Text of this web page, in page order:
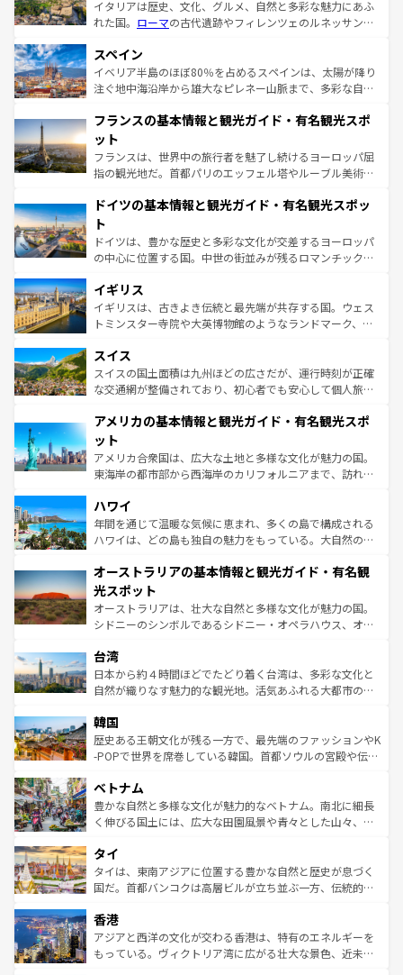
イタリアは歴史、文化、グルメ、自然と多彩な魅力にあふ
れた国。 ローマの古代遺跡やフィレンツェのルネッサンス
ろん、トスカーナの美しい田園風景やアマルフィ海岸の絶
景など、自然景観も見逃せない。観光の合間には、本場の
ピザやパスタなど、絶品のイタリア料理を堪能することも
ませてくれるイタリアで、忘れられない旅をしてみよう！
なお、新着のイタリア情報は
しい。
スペイン
イベリア半島のほぼ80％を占めるスペインは、太陽が降り
注ぐ地中海沿岸から雄大なピレネー山脈まで、多彩な自然
文化が根付くこの国では、情熱的なフラメンコ、熱気あふ
れる闘牛、そして美味しいタパスが生活の一部となってい
る。首都マドリードの洗練された雰囲気や、バルセロナの
アートに溢れた街角から、地方では古代ローマ遺跡や中世
せる。地方によって風土や気候が異なるスペインはその個
ンテンツ一覧 を参照してほしい。
フランスの基本情報と観光ガイド・有名観光スポ
ット
フランスは、世界中の旅行者を魅了し続けるヨーロッパ屈
指の観光地だ。首都パリのエッフェル塔やルーブル美術館
で、幅広い魅力が詰まっている。華麗な宮殿、歴史的な大
聖堂、美しいビーチ、そして豊かな自然が、訪れる者を心
から魅了する。また、フランスは美食の国としても知ら
れ、フランス料理はユネスコ無形文化遺産にも登録されて
香り高いラベンダー畑など、多彩な楽しみ方が可能だ。さ
らに、パリ以外の地域にも魅力が溢れており、どの街角に
も豊かな歴史と文化が息づいている。パリ以外の個性あふ
を参照してほしい。
ドイツの基本情報と観光ガイド・有名観光スポッ
ト
ドイツは、豊かな歴史と多彩な文化が交差するヨーロッパ
の中心に位置する国。中世の街並みが残るロマンチック街
顔を持つこの国は、どこを歩いても飽きることがない。ベ
ルリンの文化的活気、バイエルン州のアルプスの絶景、そ
してライン川沿いのワイン畑といった風景は必見。ビール
は、お酒好きな人にはぜひ体験してほしい。 なお、新着の
ドイツ情報はコンテンツ一覧を参照してほしい。
イギリス
イギリスは、古きよき伝統と最先端が共存する国。ウェス
トミンスター寺院や大英博物館のようなランドマーク、歴
リアごとに異なる魅力がある。また、優雅なアフタヌーン
ティー、ビール好きにはたまらない英国パブ、サッカー観
戦など、本場だからこそできる体験も豊富。イギリスを旅
ンツ一覧を参照してほしい。
スイス
スイスの国土面積は九州ほどの広さだが、運行時刻が正確
な交通網が整備されており、初心者でも安心して個人旅行
の建物がそのまま残る町や、スイスならではのユニークな
博物館もあり、アルプス観光だけでなく町歩きも満喫する
ことができる。国民の所得が高いため物価も高いが、旅行
者向けの交通パス提供のサービスもあり、うまく活用すれ
着のスイス情報は
アメリカの基本情報と観光ガイド・有名観光スポ
ット
アメリカ合衆国は、広大な土地と多様な文化が魅力の国。
東海岸の都市部から西海岸のカリフォルニアまで、訪れる
のような巨大都市は、観光、ショッピング、エンターテイ
ンメントが詰まった刺激的なスポットだ。一方、アメリカ
西部には大自然が広がり、グランドキャニオンやイエロー
部のニューオーリンズでは、音楽と美食が融合した独特の
文化が魅力。旅行者はアメリカの各地域で異なる魅力を楽
しみながら、その多様性と豊かな歴史を感じることができ
るだろう。車でのロードトリップや列車の旅も、アメリカ
情報は
ハワイ
年間を通じて温暖な気候に恵まれ、多くの島で構成される
ハワイは、どの島も独自の魅力をもっている。大自然の神
ワイ島は見逃せない。また、定番の観光地といえばオアフ
島だが、静かな自然を求めるならマウイ島やカウアイ島が
おすすめ。エメラルドグリーンに輝く海をはじめ、豊かな
文化や歴史が息づいている。「アロハスピリット」と呼ば
人々、おいしいローカルフードやハワイアンミュージッ
ク、伝統的なフラダンスなど、すべてがハワイの魅力を彩
っている。訪れるたびに新しい発見と感動が待っているハ
はコンテンツ一覧
オーストラリアの基本情報と観光ガイド・有名観
光スポット
オーストラリアは、壮大な自然と多様な文化が魅力の国。
シドニーのシンボルであるシドニー・オペラハウス、オー
リアリーフや大陸中央部にそびえるウルル（エアーズロッ
ク）、タスマニアの美しい原生林やケアンズの熱帯雨林な
ど、見どころがたくさん。また、カフェやワイン、オージ
いる。アクティビティも充実しており、サーフィンやダイ
ビング、ハイキングなど、アウトドア好きにはたまらな
い。オーストラリアの多彩な魅力を存分に味わいつくそ
参照してほしい。
台湾
日本から約４時間ほどでたどり着く台湾は、多彩な文化と
自然が織りなす魅力的な観光地。活気あふれる大都市の台
ン）、静ひつな山岳地帯である台湾東部など、都市の喧騒
と山間の静けさが共存しており、訪れる人に新しい発見と
驚きをもたらしてくれる。また、奥深い台湾の食文化も魅
容にもいいと評判のスイーツなど、バラエティ豊かな料理
が味わえる。 なお、新着の台湾情報は コンテンツ一覧を参
照してほしい。
韓国
歴史ある王朝文化が残る一方で、最先端のファッションやK
-POPで世界を席巻している韓国。首都ソウルの宮殿や伝統
き、地方に足を延ばせば四季折々の自然美を楽しむことが
できる。そして、キムチや焼肉、絶品のストリートフード
まで、さまざまな韓国料理が待っている。夜には、韓国な
リティに包まれながら、韓国の多彩な魅力を心ゆくまで味
わってみてほしい。 なお、新着の韓国情報はコンテンツ一
覧を参照してほしい。
ベトナム
豊かな自然と多様な文化が魅力的なベトナム。南北に細長
く伸びる国土には、広大な田園風景や青々とした山々、世
急速な発展と共に伝統が息づく。ハノイの古い町並みやホ
ーチミン市のフランス統治時代の建物も、独特の雰囲気を
醸し出している。また、バラエティの豊かさとおいしさで
とつ。フォーやバインミー、ベトナムコーヒーなどは、ぜ
ひ現地で味わいたい。どの地域を訪れてもあたたかい人々
が旅行者を迎えてくれるので、きっと忘れられない旅にな
タイ
タイは、東南アジアに位置する豊かな自然と歴史が息づく
国だ。首都バンコクは高層ビルが立ち並ぶ一方、伝統的な
の活気が交差している。北部ではチェンマイなどの山岳地
帯で自然と触れ合い、南部ではプーケットやクラビの美し
いビーチでリゾート気分を楽しむことができる。タイ料理
香港
アジアと西洋の文化が交わる香港は、特有のエネルギーを
もっている。ヴィクトリア湾に広がる壮大な景色、近未来